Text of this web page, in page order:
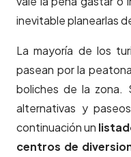
inevitable planearlas
La mayoría de los
pasean por la
boliches de la zona.
alternativas y
continuación un
centros de